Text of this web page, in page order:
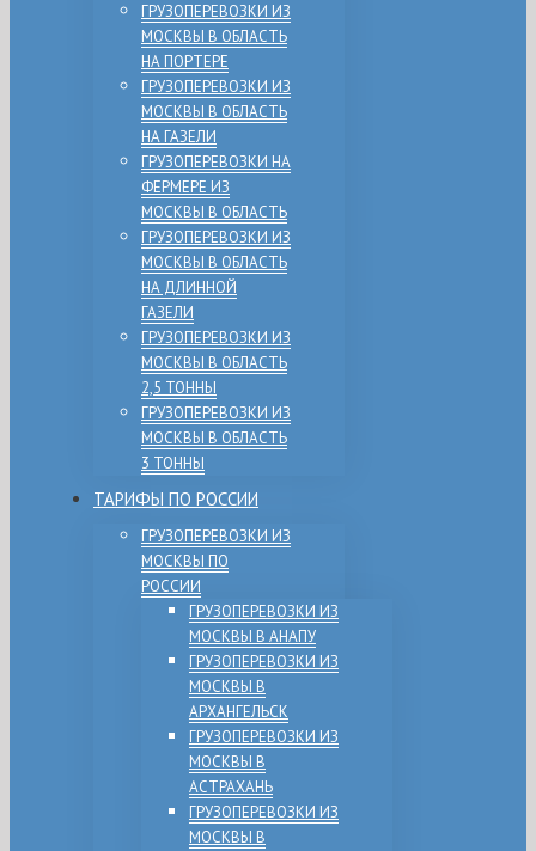
ГРУЗОПЕРЕВОЗКИ ИЗ
МОСКВЫ В ОБЛАСТЬ
НА ПОРТЕРЕ
ГРУЗОПЕРЕВОЗКИ ИЗ
МОСКВЫ В ОБЛАСТЬ
НА ГАЗЕЛИ
ГРУЗОПЕРЕВОЗКИ НА
ФЕРМЕРЕ ИЗ
МОСКВЫ В ОБЛАСТЬ
ГРУЗОПЕРЕВОЗКИ ИЗ
МОСКВЫ В ОБЛАСТЬ
НА ДЛИННОЙ
ГАЗЕЛИ
ГРУЗОПЕРЕВОЗКИ ИЗ
МОСКВЫ В ОБЛАСТЬ
2,5 ТОННЫ
ГРУЗОПЕРЕВОЗКИ ИЗ
МОСКВЫ В ОБЛАСТЬ
3 ТОННЫ
ТАРИФЫ ПО РОССИИ
ГРУЗОПЕРЕВОЗКИ ИЗ
МОСКВЫ ПО
РОССИИ
ГРУЗОПЕРЕВОЗКИ ИЗ
МОСКВЫ В АНАПУ
ГРУЗОПЕРЕВОЗКИ ИЗ
МОСКВЫ В
АРХАНГЕЛЬСК
ГРУЗОПЕРЕВОЗКИ ИЗ
МОСКВЫ В
АСТРАХАНЬ
ГРУЗОПЕРЕВОЗКИ ИЗ
МОСКВЫ В